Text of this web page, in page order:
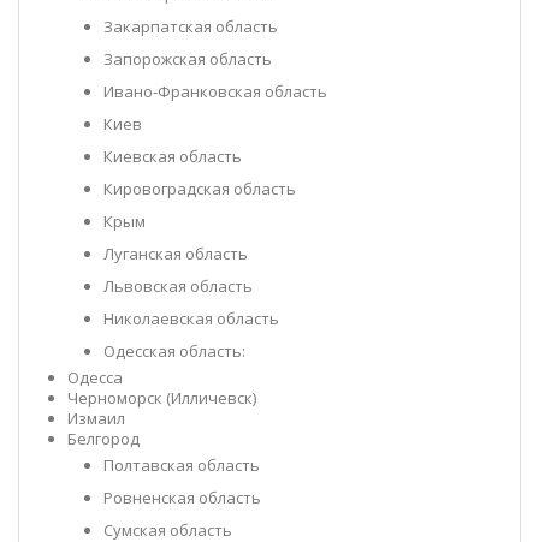
Закарпатская область
Запорожская область
Ивано-Франковская область
Киев
Киевская область
Кировоградская область
Крым
Луганская область
Львовская область
Николаевская область
Одесская область:
Одесса
Черноморск (Илличевск)
Измаил
Белгород
Полтавская область
Ровненская область
Сумская область